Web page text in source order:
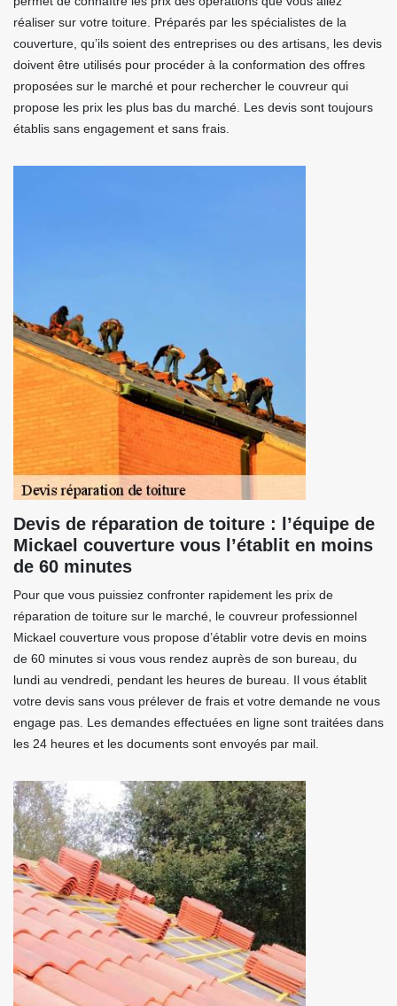
réaliser sur votre toiture. Préparés par les spécialistes de la
couverture, qu’ils soient des entreprises ou des artisans, les devis
doivent être utilisés pour procéder à la conformation des offres
proposées sur le marché et pour rechercher le couvreur qui
propose les prix les plus bas du marché. Les devis sont toujours
établis sans engagement et sans frais.
Devis de réparation de toiture : l’équipe de
Mickael couverture vous l’établit en moins
de 60 minutes
Pour que vous puissiez confronter rapidement les prix de
réparation de toiture sur le marché, le couvreur professionnel
Mickael couverture vous propose d’établir votre devis en moins
de 60 minutes si vous vous rendez auprès de son bureau, du
lundi au vendredi, pendant les heures de bureau. Il vous établit
votre devis sans vous prélever de frais et votre demande ne vous
engage pas. Les demandes effectuées en ligne sont traitées dans
les 24 heures et les documents sont envoyés par mail.